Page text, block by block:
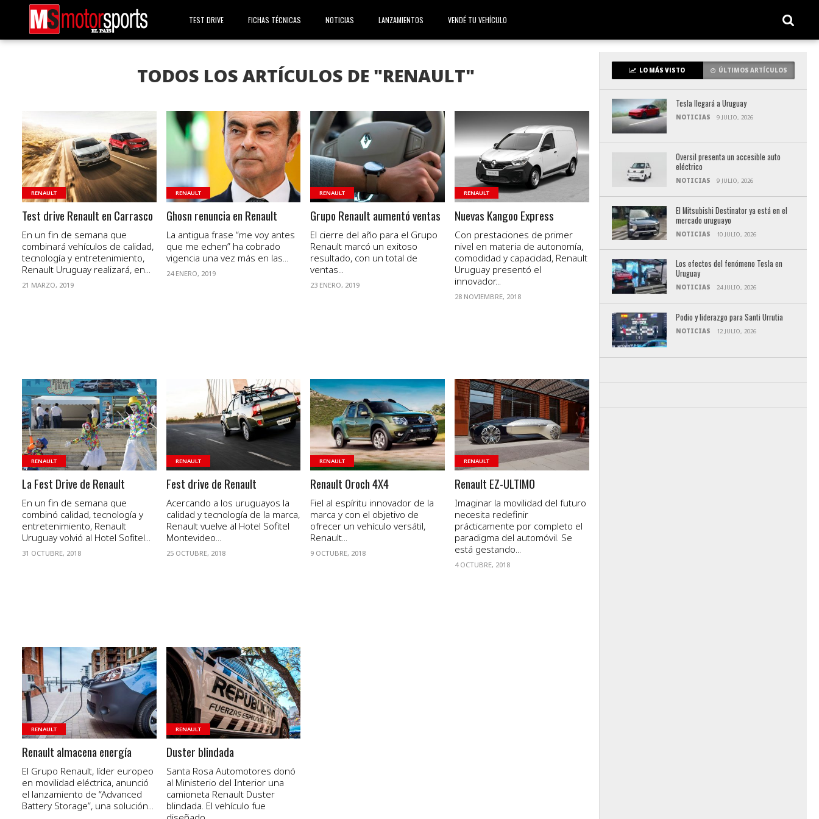
TEST DRIVE FICHAS TÉCNICAS NOTICIAS LANZAMIENTOS VENDÉ TU VEHÍCULO
TODOS LOS ARTÍCULOS DE "RENAULT"
VER NOTA
RENAULT
Test drive Renault en Carrasco
En un fin de semana que
combinará vehículos de calidad,
tecnología y entretenimiento,
Renault Uruguay realizará, en...
21 MARZO, 2019
VER NOTA
RENAULT
Ghosn renuncia en Renault
La antigua frase “me voy antes
que me echen” ha cobrado
vigencia una vez más en las...
24 ENERO, 2019
VER NOTA
RENAULT
Grupo Renault aumentó ventas
El cierre del año para el Grupo
Renault marcó un exitoso
resultado, con un total de
ventas...
23 ENERO, 2019
VER NOTA
RENAULT
Nuevas Kangoo Express
Con prestaciones de primer
nivel en materia de autonomía,
comodidad y capacidad, Renault
Uruguay presentó el
innovador...
28 NOVIEMBRE, 2018
VER NOTA
RENAULT
La Fest Drive de Renault
En un fin de semana que
combinó calidad, tecnología y
entretenimiento, Renault
Uruguay volvió al Hotel Sofitel...
31 OCTUBRE, 2018
VER NOTA
RENAULT
Fest drive de Renault
Acercando a los uruguayos la
calidad y tecnología de la marca,
Renault vuelve al Hotel Sofitel
Montevideo...
25 OCTUBRE, 2018
VER NOTA
RENAULT
Renault Oroch 4X4
Fiel al espíritu innovador de la
marca y con el objetivo de
ofrecer un vehículo versátil,
Renault...
9 OCTUBRE, 2018
VER NOTA
RENAULT
Renault EZ-ULTIMO
Imaginar la movilidad del futuro
necesita redefinir
prácticamente por completo el
paradigma del automóvil. Se
está gestando...
4 OCTUBRE, 2018
VER NOTA
RENAULT
Renault almacena energía
El Grupo Renault, líder europeo
en movilidad eléctrica, anunció
el lanzamiento de “Advanced
Battery Storage”, una solución...
VER NOTA
RENAULT
Duster blindada
Santa Rosa Automotores donó
al Ministerio del Interior una
camioneta Renault Duster
blindada. El vehículo fue
LO MÁS VISTO ÚLTIMOS ARTÍCULOS
Tesla llegará a Uruguay
NOTICIAS 9 JULIO, 2026
Oversil presenta un accesible auto
eléctrico
NOTICIAS 9 JULIO, 2026
El Mitsubishi Destinator ya está en el
mercado uruguayo
NOTICIAS 10 JULIO, 2026
Los efectos del fenómeno Tesla en
Uruguay
NOTICIAS 24 JULIO, 2026
Podio y liderazgo para Santi Urrutia
NOTICIAS 12 JULIO, 2026